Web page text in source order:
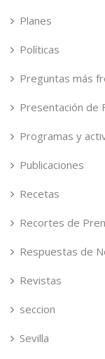
Planes
Políticas
Preguntas más
Presentación de
Programas y
Publicaciones
Recetas
Recortes de
Respuestas de
Revistas
seccion
Sevilla